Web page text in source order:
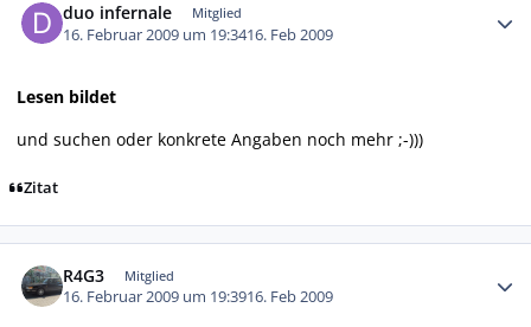
duo infernale Mitglied
16. Februar 2009 um 19:3416. Feb 2009
Lesen bildet
und suchen oder konkrete Angaben noch mehr ;-)))
Zitat
R4G3 Mitglied
16. Februar 2009 um 19:3916. Feb 2009